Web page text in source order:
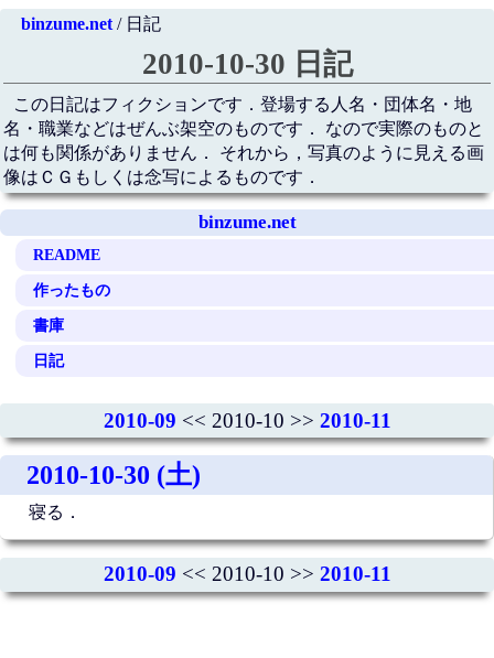
binzume.net/ 日記
2010-10-30 日記
この日記はフィクションです．登場する人名・団体名・地
名・職業などはぜんぶ架空のものです． なので実際のものと
は何も関係がありません． それから，写真のように見える画
像はＣＧもしくは念写によるものです．
binzume.net
README
作ったもの
書庫
日記
2010-09 << 2010-10 >> 2010-11
2010-10-30 (土)
寝る．
2010-09 << 2010-10 >> 2010-11